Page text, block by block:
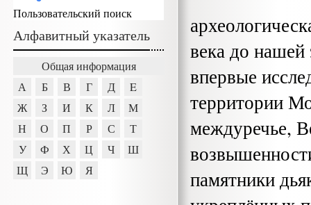
века до
впервые
территории
междуречье,
памятники
Пользовательский поиск
Алфавитный указатель
Общая информация
А
Б В Г Д
E
Ж
З И К Л
М
Н
О П Р С
Т
У
Ф Х Ц Ч
Ш
Щ
Э Ю Я